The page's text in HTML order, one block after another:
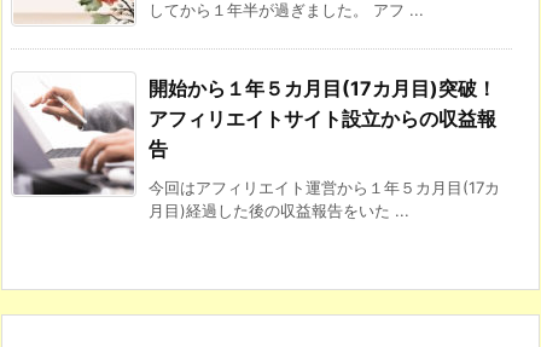
してから１年半が過ぎました。 アフ ...
開始から１年５カ月目(17カ月目)突破！
アフィリエイトサイト設立からの収益報
告
今回はアフィリエイト運営から１年５カ月目(17カ
月目)経過した後の収益報告をいた ...